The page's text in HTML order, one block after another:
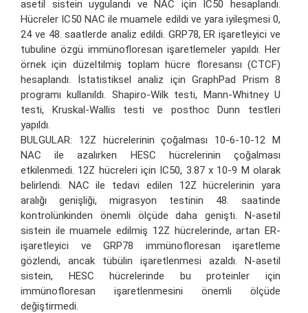
asetil sistein uygulandı ve NAC için IC50 hesaplandı.
Hücreler IC50 NAC ile muamele edildi ve yara iyileşmesi 0,
24 ve 48. saatlerde analiz edildi. GRP78, ER işaretleyici ve
tubuline özgü immünofloresan işaretlemeler yapıldı. Her
örnek için düzeltilmiş toplam hücre floresansı (CTCF)
hesaplandı. İstatistiksel analiz için GraphPad Prism 8
programı kullanıldı. Shapiro-Wilk testi, Mann-Whitney U
testi, Kruskal-Wallis testi ve posthoc Dunn testleri
yapıldı.
BULGULAR: 12Z hücrelerinin çoğalması 10-6-10-12 M
NAC ile azalırken HESC hücrelerinin çoğalması
etkilenmedi. 12Z hücreleri için IC50, 3.87 x 10-9 M olarak
belirlendi. NAC ile tedavi edilen 12Z hücrelerinin yara
aralığı genişliği, migrasyon testinin 48. saatinde
kontrolünkinden önemli ölçüde daha genişti. N-asetil
sistein ile muamele edilmiş 12Z hücrelerinde, artan ER-
işaretleyici ve GRP78 immünofloresan işaretleme
gözlendi, ancak tübülin işaretlenmesi azaldı. N-asetil
sistein, HESC hücrelerinde bu proteinler için
immünofloresan işaretlenmesini önemli ölçüde
değiştirmedi.